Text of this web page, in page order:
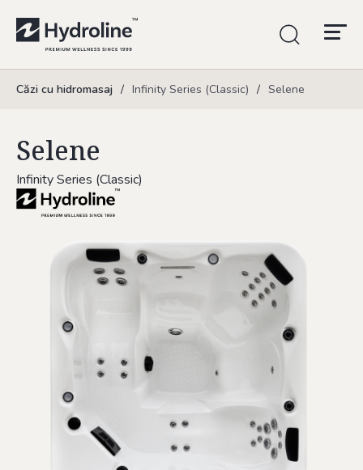
Căzi cu hidromasaj / Infinity Series (Classic) / Selene
Selene
Infinity Series (Classic)